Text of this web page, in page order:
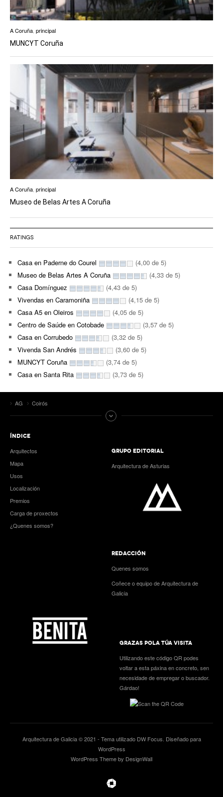
A Coruña, principal
MUNCYT Coruña
A Coruña principal
Museo de Belas Artes A Coruña
RATINGS
Casa en Paderne do Courel
(4,00 de 5)
Museo de Belas Artes A Coruña
(4,33 de 5)
Casa Domínguez
(4,43 de 5)
Vivendas en Caramoniña
(4,15 de 5)
Casa A5 en Oleiros
(4,05 de 5)
Centro de Saúde en Cotobade
(3,57 de 5)
Casa en Corrubedo
(3,32 de 5)
Vivenda San Andrés
(3,60 de 5)
MUNCYT Coruña
(3,74 de 5)
Casa en Santa Rita
(3,73 de 5)
AG Coirós
ÍNDICE
Arquitectos
Mapa
Usos
Localización
Premios
Carga de proxectos
¿Quenes somos?
GRUPO EDITORIAL
Arquitectura de Asturias
REDACCIÓN
Quenes somos
Coñece o equipo de Arquitectura de
Galicia
GRAZAS POLA TÚA VISITA
Utilizando este código QR podes
voltar a esta páxina en concreto, sen
necesidade de empregar o buscador.
Gárdao!
Arquitectura de Galicia © 2021 - Tema utilizado DW Focus . Diseñado para
WordPress
WordPress Theme by DesignWall